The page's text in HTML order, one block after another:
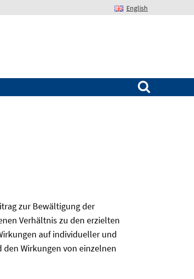
English
Suchen nach:
zur Bewältigung der
Verhältnis zu den erzielten
auf individueller und
Wirkungen von einzelnen